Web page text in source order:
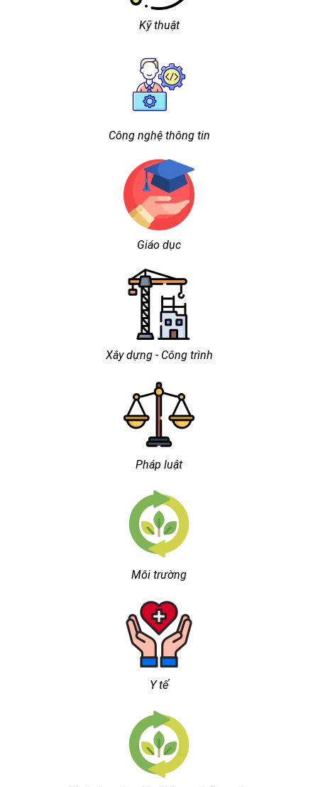
Kỹ thuật
Công nghệ thông tin
Giáo dục
Xây dựng - Công trình
Pháp luật
Môi trường
Y tế